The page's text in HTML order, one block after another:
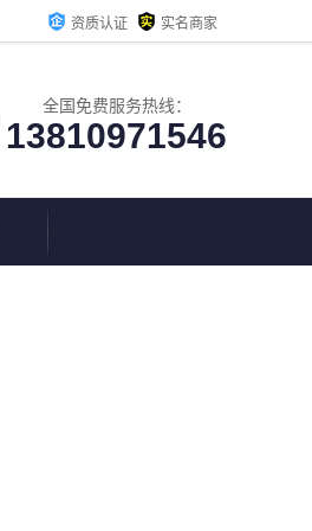
资质认证 实名商家
全国免费服务热线：
13810971546